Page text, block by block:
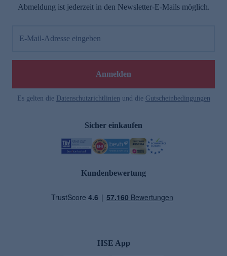
Abmeldung ist jederzeit in den Newsletter-E-Mails möglich.
E-Mail-Adresse eingeben
Anmelden
Es gelten die Datenschutzrichtlinien und die Gutscheinbedingungen
Sicher einkaufen
Kundenbewertung
HSE App